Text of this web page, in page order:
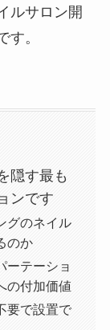
ルサロン開
す。
隠す最も
ンです
グのネイル
のか
ーテーショ
の付加価値
要で設置で